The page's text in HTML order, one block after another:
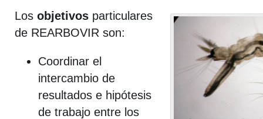
Los objetivos particulares
de REARBOVIR son:
Coordinar el
intercambio de
resultados e hipótesis
de trabajo entre los